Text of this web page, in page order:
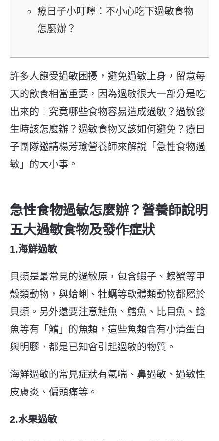
療日子小叮嚀：不小心吃下過敏食物
怎麼辦？
許多人飽受過敏困擾，避免過敏上身，留意每
天的飲食相當重要，因為過敏很大一部分是吃
出來的！究竟哪些食物容易造成過敏？過敏發
生時該怎麼辦？過敏食物又該如何避免？療日
子團隊邀請楊芳瑜營養師來解說「急性食物過
敏」的大小事。
急性食物過敏怎麼辦？營養師說明
五大過敏食物及發作症狀
1.海鮮過敏
貝類是最常見的過敏原，包含蝦子、螃蟹等甲
殼類動物，與蛤蜊、牡蠣等軟體類動物都屬於
貝類。另外還要注意鮭魚、鱈魚、比目魚、鯰
魚等有「鰭」的魚類，這些魚類含有小清蛋白
與明膠，都是已知會引起過敏的物質。
海鮮過敏的常見症狀有氣喘、鼻過敏、過敏性
皮膚炎、偏頭痛等。
2.水果過敏